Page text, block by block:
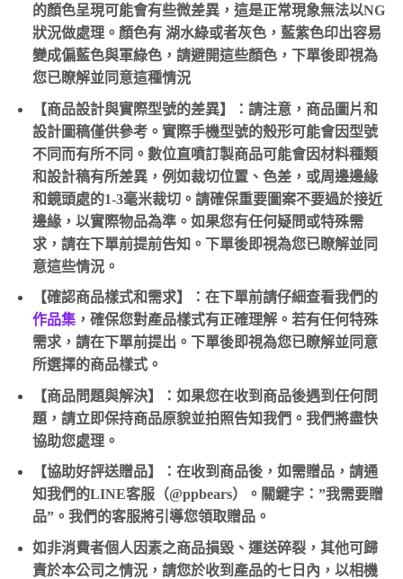
的顏色呈現可能會有些微差異，這是正常現象無法以NG
狀況做處理。顏色有 湖水綠或者灰色，藍紫色印出容易
變成偏藍色與軍綠色，請避開這些顏色，下單後即視為
您已瞭解並同意這種情況
【商品設計與實際型號的差異】：請注意，商品圖片和
設計圖稿僅供參考。實際手機型號的殼形可能會因型號
不同而有所不同。數位直噴訂製商品可能會因材料種類
和設計稿有所差異，例如裁切位置、色差，或周邊邊緣
和鏡頭處的1-3毫米裁切。請確保重要圖案不要過於接近
邊緣，以實際物品為準。如果您有任何疑問或特殊需
求，請在下單前提前告知。下單後即視為您已瞭解並同
意這些情況。
【確認商品樣式和需求】：在下單前請仔細查看我們的
作品集，確保您對產品樣式有正確理解。若有任何特殊
需求，請在下單前提出。下單後即視為您已瞭解並同意
所選擇的商品樣式。
【商品問題與解決】：如果您在收到商品後遇到任何問
題，請立即保持商品原貌並拍照告知我們。我們將盡快
協助您處理。
【協助好評送贈品】：在收到商品後，如需贈品，請通
知我們的LINE客服（@ppbears）。關鍵字：”我需要贈
品”。我們的客服將引導您領取贈品。
如非消費者個人因素之商品損毀、運送碎裂，其他可歸
責於本公司之情況，請您於收到產品的七日內，以相機